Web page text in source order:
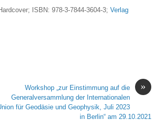
ISBN: 978-3-7844-3604-3; Verlag
»
Workshop „zur Einstimmung auf die
Generalversammlung der Internationalen
für Geodäsie und Geophysik, Juli 2023
in Berlin“ am 29.10.2021